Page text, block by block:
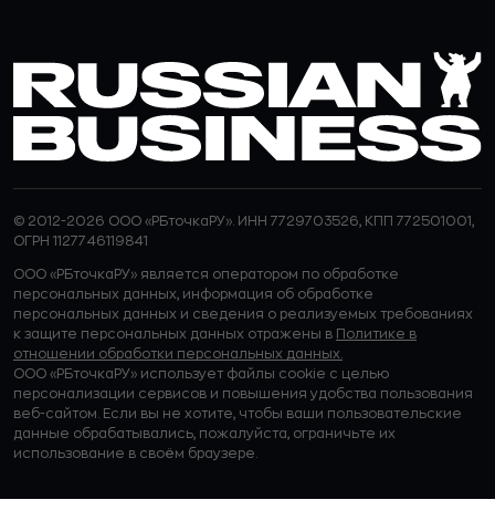
© 2012-2026 ООО «РБточкаРУ». ИНН 7729703526, КПП 772501001,
ОГРН 1127746119841
ООО «РБточкаРУ» является оператором по обработке
персональных данных, информация об обработке
персональных данных и сведения о реализуемых требованиях
к защите персональных данных отражены в Политике в
отношении обработки персональных данных.
ООО «РБточкаРУ» использует файлы cookie с целью
персонализации сервисов и повышения удобства пользования
веб-сайтом. Если вы не хотите, чтобы ваши пользовательские
данные обрабатывались, пожалуйста, ограничьте их
использование в своём браузере.